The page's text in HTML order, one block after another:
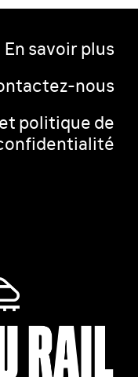
En savoir plus
nous
politique de